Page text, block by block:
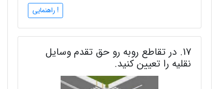
! راهنمایی
17. در تقاطع روبه رو حق تقدم وسایل
نقلیه را تعیین کنید.